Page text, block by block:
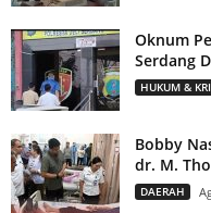
Oknum
Serdang
HUKUM &
Bobby
dr. M.
DAERAH